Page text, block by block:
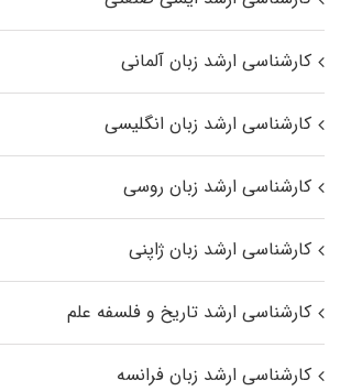
کارشناسی ارشد زبان آلمانی
کارشناسی ارشد زبان انگلیسی
کارشناسی ارشد زبان روسی
کارشناسی ارشد زبان ژاپنی
کارشناسی ارشد تاریخ و فلسفه علم
کارشناسی ارشد زبان فرانسه